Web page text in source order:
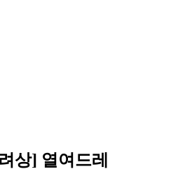
상] 열여드레